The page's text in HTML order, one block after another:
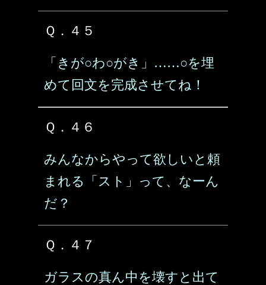
Ｑ．４５
「きが○わ○がき」……○を埋
めて回文を完成させてね！
Ｑ．４６
みんなからやって欲しいと頼
まれる「スト」って、なーん
だ？
Ｑ．４７
ガラスの真ん中を壊すと出て